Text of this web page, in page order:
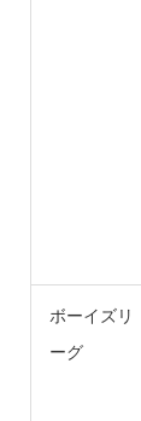
ボーイズリ
ーグ